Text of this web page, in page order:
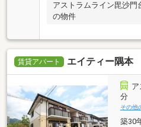
アストラムライン毘沙門
の物件
賃貸アパート エイティー隅本
分
その他
築30